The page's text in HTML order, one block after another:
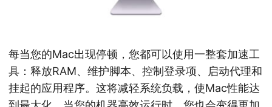
每当您的Mac出现停顿，您都可以使用一整套加速工
具：释放RAM、维护脚本、控制登录项、启动代理和
挂起的应用程序。这将减轻系统负载，使Mac性能达